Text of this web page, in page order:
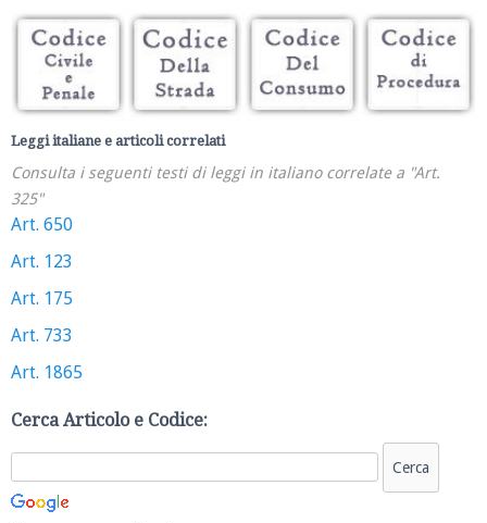
Leggi italiane e articoli correlati
Consulta i seguenti testi di leggi in italiano correlate a "Art.
325"
Art. 650
Art. 123
Art. 175
Art. 733
Art. 1865
Cerca Articolo e Codice: